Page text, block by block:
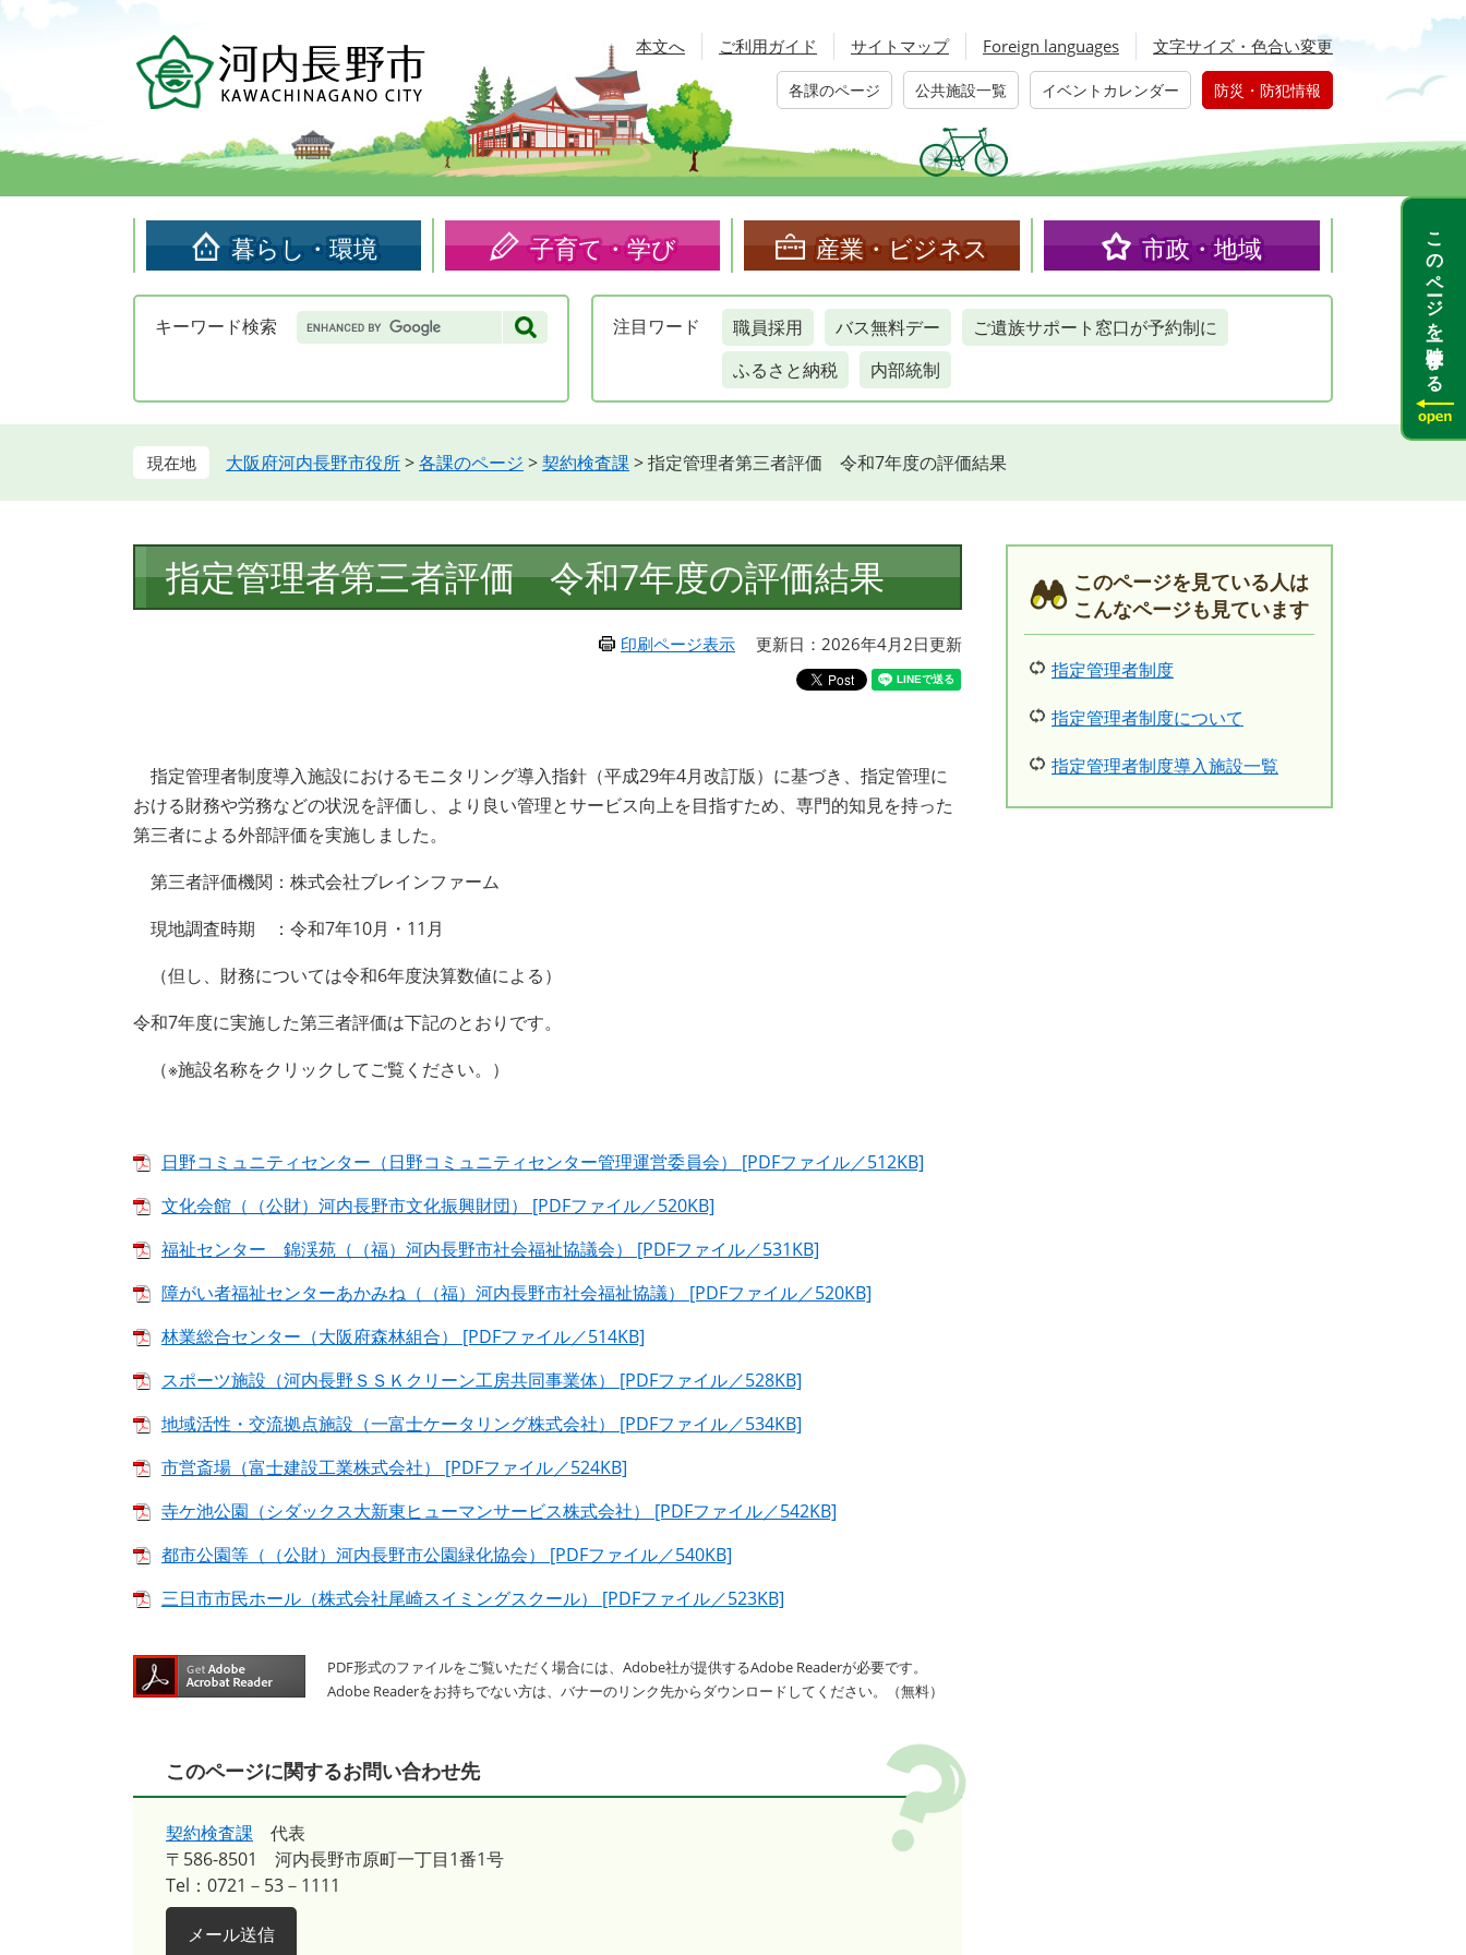
頭
す。
飛
し
本文へ ご利用ガイド サイトマップ Foreign languages 文字サイズ・色合い変更
各課のページ 公共施設一覧 イベントカレンダー 防災・防犯情報
暮らし・環境 子育て・学び 産業・ビジネス 市政・地域
キーワード検索 Google
カ
検
注目 ワード 職員採用 バス無料デー
ご遺族サポート窓口が予約制に
ふるさと納税
内部統制
大阪府河内長野市役所>各課のページ >契約検査課 >指定管理者第三者評価 令和7年度の評価結果
文
指定管理者第三者評価 令和7年度の評価結果
印刷ページ表示 更新日：2026年4月2日更新
指定管理者制度導入施設におけるモニタリング導入指針（平成29年4月改訂版）に基づき、指定管理に
おける財務や労務などの状況を評価し、より良い管理とサービス向上を目指すため、専門的知見を持った
第三者による外部評価を実施しました。
第三者評価機関：株式会社ブレインファーム
現地調査時期 ：令和7年10月・11月
（但し、財務については令和6年度決算数値による）
令和7年度に実施した第三者評価は下記のとおりです。
（※施設名称をクリックしてご覧ください。）
日野コミュニティセンター（日野コミュニティセンター管理運営委員会） [PDFファイル／512KB]
文化会館（（公財）河内長野市文化振興財団） [PDFファイル／520KB]
福祉センター 錦渓苑（（福）河内長野市社会福祉協議会） [PDFファイル／531KB]
障がい者福祉センターあかみね（（福）河内長野市社会福祉協議） [PDFファイル／520KB]
林業総合センター（大阪府森林組合） [PDFファイル／514KB]
スポーツ施設（河内長野ＳＳＫクリーン工房共同事業体） [PDFファイル／528KB]
地域活性・交流拠点施設（一富士ケータリング株式会社） [PDFファイル／534KB]
市営斎場（富士建設工業株式会社） [PDFファイル／524KB]
寺ケ池公園（シダックス大新東ヒューマンサービス株式会社） [PDFファイル／542KB]
都市公園等（（公財）河内長野市公園緑化協会） [PDFファイル／540KB]
三日市市民ホール（株式会社尾崎スイミングスクール） [PDFファイル／523KB]
PDF形式のファイルをご覧いただく場合には、Adobe社が提供するAdobe Readerが必要です。
Adobe Readerをお持ちでない方は、バナーのリンク先からダウンロードしてください。（無料）
このページに関するお問い合わせ先
契約検査課
代表
〒586-8501
河内長野市原町一丁目1番1号
Tel：0721－53－1111
メール送信
このページを見ている人は
こんなページも見ています
指定管理者制度
指定管理者制度について
指定管理者制度導入施設一覧
このページを一時保存する